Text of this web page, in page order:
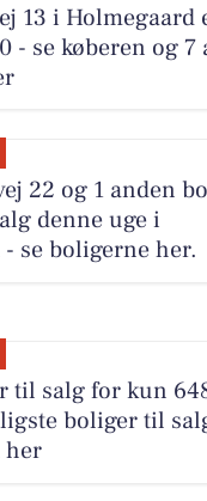
13 i Holmegaard
- se køberen og 7
22 og 1 anden
denne uge i
se boligerne her.
til salg for kun
boliger til
her